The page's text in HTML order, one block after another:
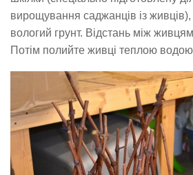
вирощування саджанців із живців),
вологий грунт. Відстань між
Потім полийте живці теплою